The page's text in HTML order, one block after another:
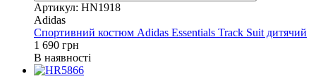
Артикул: HN1918
Adidas
Спортивний костюм Adidas Essentials Track Suit дитячий
1 690 грн
В наявності